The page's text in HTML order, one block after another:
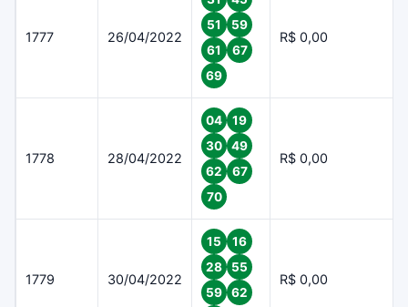
1777 26/04/2022
51
59
61
67
69
R$ 0,00
1778 28/04/2022
04
19
30
49
62
67
70
R$ 0,00
1779 30/04/2022
15
16
28
55
59
62
R$ 0,00